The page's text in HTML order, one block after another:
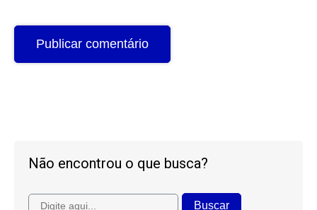
Não encontrou o que busca?